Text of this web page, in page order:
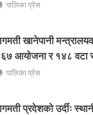
पालिका प्रेस
खानेपानी
आयोजना र १४८ वटा
पालिका प्रेस
प्रदेशको उर्दीः